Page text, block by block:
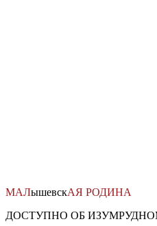
МАЛышевскАЯ РОДИНА
ДОСТУПНО ОБ